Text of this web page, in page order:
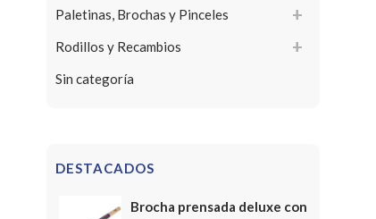
Paletinas, Brochas y Pinceles
Rodillos y Recambios
Sin categoría
DESTACADOS
Brocha prensada deluxe con